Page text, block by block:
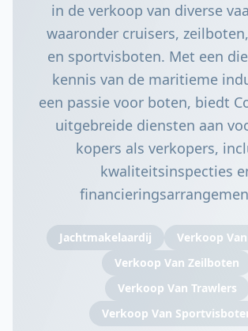
in de verkoop van diverse
waaronder cruisers,
en sportvisboten. Met een
kennis van de maritieme
een passie voor boten, biedt
uitgebreide diensten aan
kopers als verkopers,
kwaliteitsinspecties
Jachtmakelaardij
Verkoop
Verkoop Van Zeilboten
Verkoop Van Trawlers
Verkoop Van